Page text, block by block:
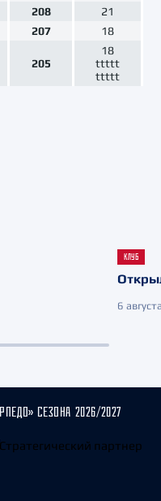
208
21
207 18
205
18
ttttt
ttttt
КЛУБ
6
СЕЗОНА 2026/2027